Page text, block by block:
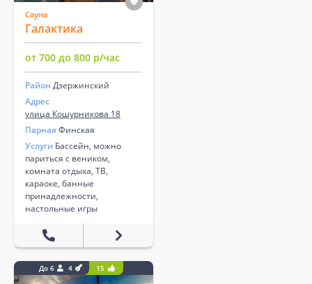
Сауна
Галактика
от 700 до 800 р/час
Район Дзержинский
Адрес
улица Кошурникова 18
Парная Финская
Услуги Бассейн, можно
париться с веником,
комната отдыха, ТВ,
караоке, банные
принадлежности,
настольные игры
До 6 4 15